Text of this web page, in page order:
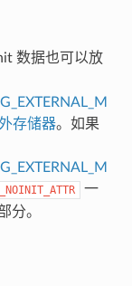
数据也可以放
存储器。如果
一
分。